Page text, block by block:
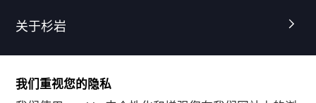
我们重视您的隐私
关于杉岩